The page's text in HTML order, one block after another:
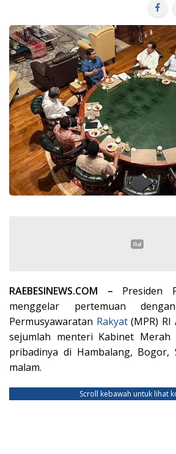
RAEBESINEWS.COM – Presiden
menggelar pertemuan
Permusyawaratan Rakyat(MPR) RI
sejumlah menteri Kabinet Merah
pribadinya di Hambalang, Bogor,
malam.
Scroll kebawah untuk lihat